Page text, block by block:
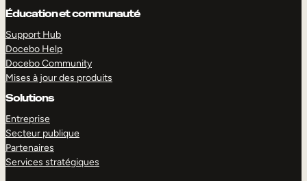
Éducation et communauté
Support Hub
Docebo Help
Docebo Community
Mises à jour des produits
Solutions
Entreprise
Secteur publique
Partenaires
Services stratégiques